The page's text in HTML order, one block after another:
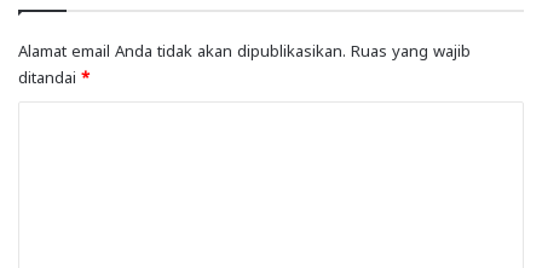
Alamat email Anda tidak akan dipublikasikan. Ruas yang wajib
ditandai *